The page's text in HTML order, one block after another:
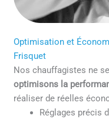
Optimisation et
Frisquet
Nos chauffagistes ne
optimisons la
réaliser de réelles
Réglages précis